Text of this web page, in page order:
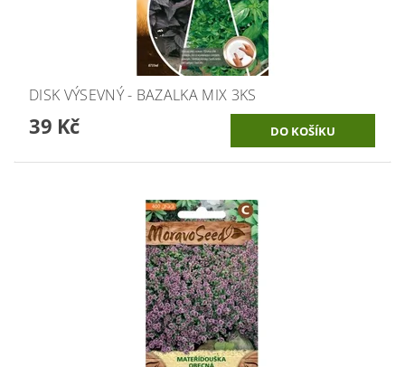
DISK VÝSEVNÝ - BAZALKA MIX 3KS
39 Kč